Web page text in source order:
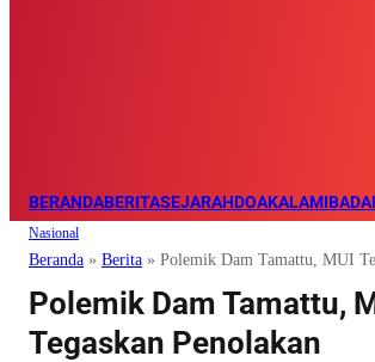
BERANDABERITASEJARAHDOAKALAM
Nasional
Beranda » Berita » Polemik Dam Tamattu, MUI
Polemik Dam Tamattu,
Tegaskan Penolakan